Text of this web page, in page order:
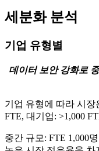
세분화 분석
기업 유형별
데이터 보안 강화로
기업 유형에 따라 시장
FTE, 대기업: >1,000
중간 규모: FTE 1,000